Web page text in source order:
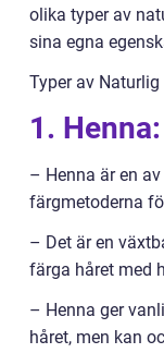
olika typer av
sina egna
Typer av
1. Henna:
– Henna är en
färgmetoderna
– Det är en
färga håret med
– Henna ger
håret, men kan